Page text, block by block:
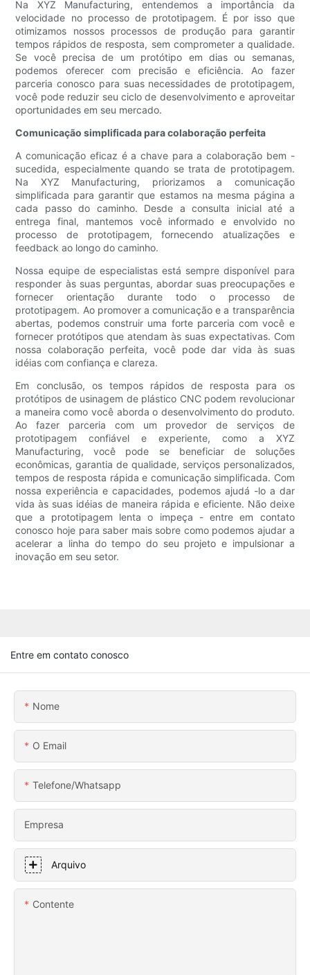
Na XYZ Manufacturing, entendemos a importância da
velocidade no processo de prototipagem. É por isso que
otimizamos nossos processos de produção para garantir
tempos rápidos de resposta, sem comprometer a qualidade.
Se você precisa de um protótipo em dias ou semanas,
podemos oferecer com precisão e eficiência. Ao fazer
parceria conosco para suas necessidades de prototipagem,
você pode reduzir seu ciclo de desenvolvimento e aproveitar
oportunidades em seu mercado.
Comunicação simplificada para colaboração perfeita
A comunicação eficaz é a chave para a colaboração bem -
sucedida, especialmente quando se trata de prototipagem.
Na XYZ Manufacturing, priorizamos a comunicação
simplificada para garantir que estamos na mesma página a
cada passo do caminho. Desde a consulta inicial até a
entrega final, mantemos você informado e envolvido no
processo de prototipagem, fornecendo atualizações e
feedback ao longo do caminho.
Nossa equipe de especialistas está sempre disponível para
responder às suas perguntas, abordar suas preocupações e
fornecer orientação durante todo o processo de
prototipagem. Ao promover a comunicação e a transparência
abertas, podemos construir uma forte parceria com você e
fornecer protótipos que atendam às suas expectativas. Com
nossa colaboração perfeita, você pode dar vida às suas
idéias com confiança e clareza.
Em conclusão, os tempos rápidos de resposta para os
protótipos de usinagem de plástico CNC podem revolucionar
a maneira como você aborda o desenvolvimento do produto.
Ao fazer parceria com um provedor de serviços de
prototipagem confiável e experiente, como a XYZ
Manufacturing, você pode se beneficiar de soluções
econômicas, garantia de qualidade, serviços personalizados,
tempos de resposta rápida e comunicação simplificada. Com
nossa experiência e capacidades, podemos ajudá -lo a dar
vida às suas idéias de maneira rápida e eficiente. Não deixe
que a prototipagem lenta o impeça - entre em contato
conosco hoje para saber mais sobre como podemos ajudar a
acelerar a linha do tempo do seu projeto e impulsionar a
inovação em seu setor.
Entre em contato conosco
Nome
O Email
Telefone/whatsapp
Empresa
Arquivo
Contente